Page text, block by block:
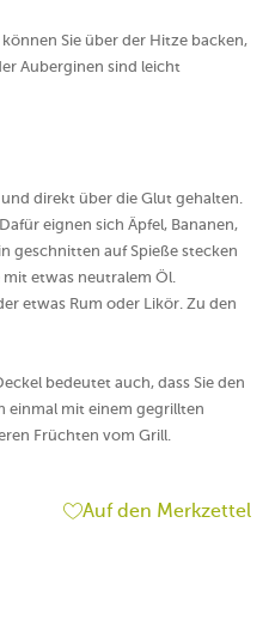
Sie über der Hitze backen,
Auberginen sind leicht
direkt über die Glut gehalten.
eignen sich Äpfel, Bananen,
geschnitten auf Spieße stecken
mit etwas neutralem Öl.
etwas Rum oder Likör. Zu den
bedeutet auch, dass Sie den
einmal mit einem gegrillten
Früchten vom Grill.
Auf den Merkzettel